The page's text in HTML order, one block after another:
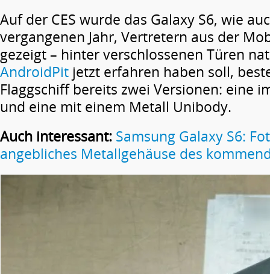
Auf der CES wurde das Galaxy S6, wie
vergangenen Jahr, Vertretern aus der
gezeigt – hinter verschlossenen Türen
AndroidPit jetzt erfahren haben soll,
Flaggschiff bereits zwei Versionen: eine
und eine mit einem Metall Unibody.
Auch interessant: Samsung Galaxy S6:
angebliches Metallgehäuse des